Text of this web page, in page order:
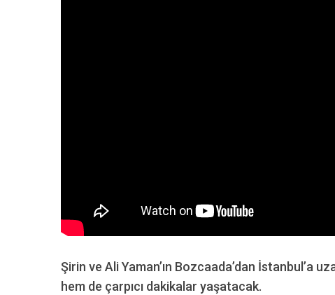
Şirin ve Ali Yaman’ın Bozcaada’dan İstanbul’a
hem de çarpıcı dakikalar yaşatacak.